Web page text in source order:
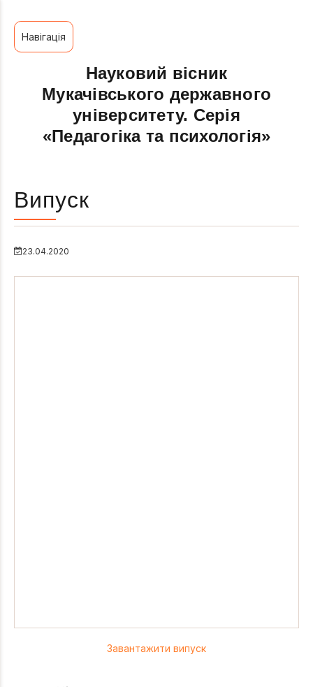
Навігація
Науковий вісник
Мукачівського державного
університету. Серія
«Педагогіка та психологія»
Випуск
23.04.2020
Завантажити випуск